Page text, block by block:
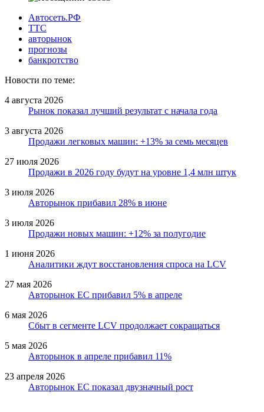
Автосеть.РФ
ТТС
авторынок
прогнозы
банкротство
Новости по теме:
4 августа 2026
Рынок показал лучший результат с начала года
3 августа 2026
Продажи легковых машин: +13% за семь месяцев
27 июля 2026
Продажи в 2026 году будут на уровне 1,4 млн штук
3 июля 2026
Авторынок прибавил 28% в июне
3 июля 2026
Продажи новых машин: +12% за полугодие
1 июня 2026
Аналитики ждут восстановления спроса на LCV
27 мая 2026
Авторынок ЕС прибавил 5% в апреле
6 мая 2026
Сбыт в сегменте LCV продолжает сокращаться
5 мая 2026
Авторынок в апреле прибавил 11%
23 апреля 2026
Авторынок ЕС показал двузначный рост